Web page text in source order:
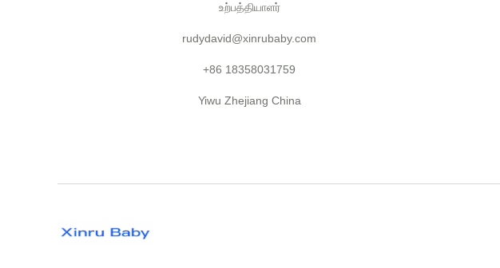
உற்பத்தியாளர்
rudydavid@xinrubaby.com
+86 18358031759
Yiwu Zhejiang China